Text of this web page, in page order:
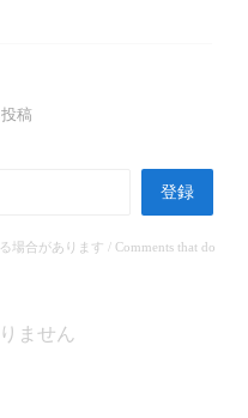
稿
登録
場合があります / Comments that do
ません